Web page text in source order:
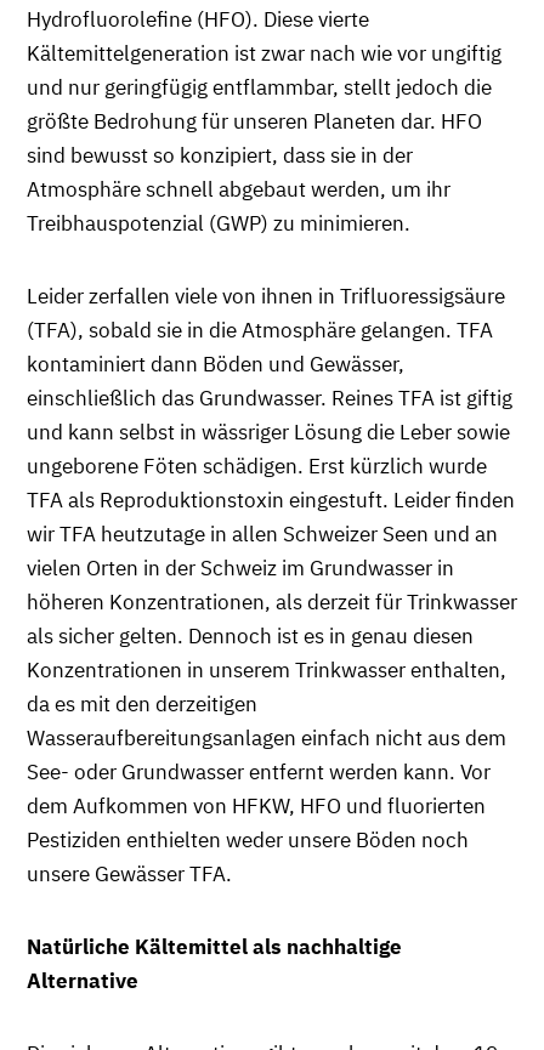
Hydrofluorolefine (HFO). Diese vierte
Kältemittelgeneration ist zwar nach wie vor ungiftig
und nur geringfügig entflammbar, stellt jedoch die
größte Bedrohung für unseren Planeten dar. HFO
sind bewusst so konzipiert, dass sie in der
Atmosphäre schnell abgebaut werden, um ihr
Treibhauspotenzial (GWP) zu minimieren.
Leider zerfallen viele von ihnen in Trifluoressigsäure
(TFA), sobald sie in die Atmosphäre gelangen. TFA
kontaminiert dann Böden und Gewässer,
einschließlich das Grundwasser. Reines TFA ist giftig
und kann selbst in wässriger Lösung die Leber sowie
ungeborene Föten schädigen. Erst kürzlich wurde
TFA als Reproduktionstoxin eingestuft. Leider finden
wir TFA heutzutage in allen Schweizer Seen und an
vielen Orten in der Schweiz im Grundwasser in
höheren Konzentrationen, als derzeit für Trinkwasser
als sicher gelten. Dennoch ist es in genau diesen
Konzentrationen in unserem Trinkwasser enthalten,
da es mit den derzeitigen
Wasseraufbereitungsanlagen einfach nicht aus dem
See- oder Grundwasser entfernt werden kann. Vor
dem Aufkommen von HFKW, HFO und fluorierten
Pestiziden enthielten weder unsere Böden noch
unsere Gewässer TFA.
Natürliche Kältemittel als nachhaltige
Alternative